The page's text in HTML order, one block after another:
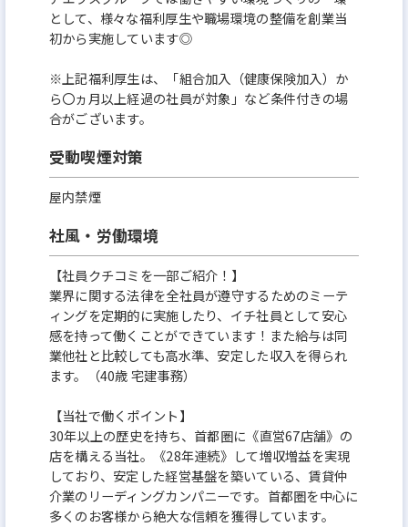
として、様々な福利厚生や職場環境の整備を創業当
初から実施しています◎
※上記福利厚生は、「組合加入（健康保険加入）か
ら〇ヵ月以上経過の社員が対象」など条件付きの場
合がございます。
受動喫煙対策
屋内禁煙
社風・労働環境
【社員クチコミを一部ご紹介！】
業界に関する法律を全社員が遵守するためのミーテ
ィングを定期的に実施したり、イチ社員として安心
感を持って働くことができています！また給与は同
業他社と比較しても高水準、安定した収入を得られ
ます。（40歳 宅建事務）
【当社で働くポイント】
30年以上の歴史を持ち、首都圏に《直営67店舗》の
店を構える当社。《28年連続》して増収増益を実現
しており、安定した経営基盤を築いている、賃貸仲
介業のリーディングカンパニーです。首都圏を中心に
多くのお客様から絶大な信頼を獲得しています。